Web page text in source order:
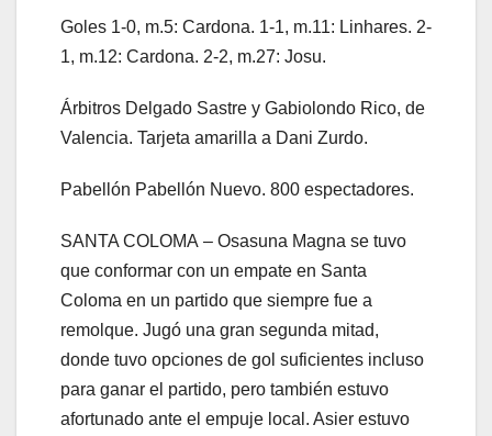
Goles 1-0, m.5: Cardona. 1-1, m.11: Linhares. 2-
1, m.12: Cardona. 2-2, m.27: Josu.
Árbitros Delgado Sastre y Gabiolondo Rico, de
Valencia. Tarjeta amarilla a Dani Zurdo.
Pabellón Pabellón Nuevo. 800 espectadores.
SANTA COLOMA – Osasuna Magna se tuvo
que conformar con un empate en Santa
Coloma en un partido que siempre fue a
remolque. Jugó una gran segunda mitad,
donde tuvo opciones de gol suficientes incluso
para ganar el partido, pero también estuvo
afortunado ante el empuje local. Asier estuvo